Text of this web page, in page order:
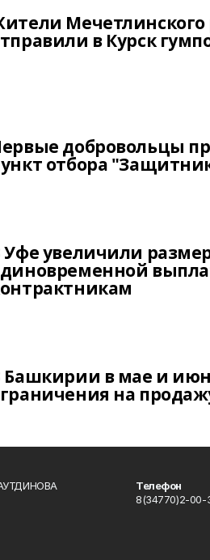
Мечетлинского
в Курск
добровольцы
отбора
Уфе увеличили
Башкирии в мае и
на
Телефон
8(34770)2-00-